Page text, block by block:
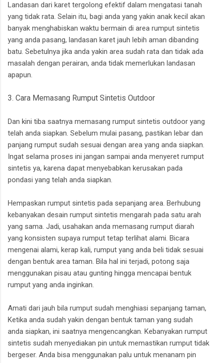
Landasan dari karet tergolong efektif dalam mengatasi tanah
yang tidak rata. Selain itu, bagi anda yang yakin anak kecil akan
banyak menghabiskan waktu bermain di area rumput sintetis
yang anda pasang, landasan karet jauh lebih aman dibanding
batu. Sebetulnya jika anda yakin area sudah rata dan tidak ada
masalah dengan perairan, anda tidak memerlukan landasan
apapun.
3. Cara Memasang Rumput Sintetis Outdoor
Dan kini tiba saatnya memasang rumput sintetis outdoor yang
telah anda siapkan. Sebelum mulai pasang, pastikan lebar dan
panjang rumput sudah sesuai dengan area yang anda siapkan.
Ingat selama proses ini jangan sampai anda menyeret rumput
sintetis ya, karena dapat menyebabkan kerusakan pada
pondasi yang telah anda siapkan.
Hempaskan rumput sintetis pada sepanjang area. Berhubung
kebanyakan desain rumput sintetis mengarah pada satu arah
yang sama. Jadi, usahakan anda memasang rumput diarah
yang konsisten supaya rumput tetap terlihat alami. Bicara
mengenai alami, kerap kali, rumput yang anda beli tidak sesuai
dengan bentuk area taman. Bila hal ini terjadi, potong saja
menggunakan pisau atau gunting hingga mencapai bentuk
rumput yang anda inginkan.
Amati dari jauh bila rumput sudah menghiasi sepanjang taman,
Ketika anda sudah yakin dengan bentuk taman yang sudah
anda siapkan, ini saatnya mengencangkan. Kebanyakan rumput
sintetis sudah menyediakan pin untuk memastikan rumput tidak
bergeser. Anda bisa menggunakan palu untuk menanam pin